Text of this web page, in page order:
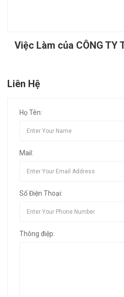
Việc Làm của CÔNG TY
Liên Hệ
Họ Tên:
Mail:
Số Điện Thoại:
Thông điệp: